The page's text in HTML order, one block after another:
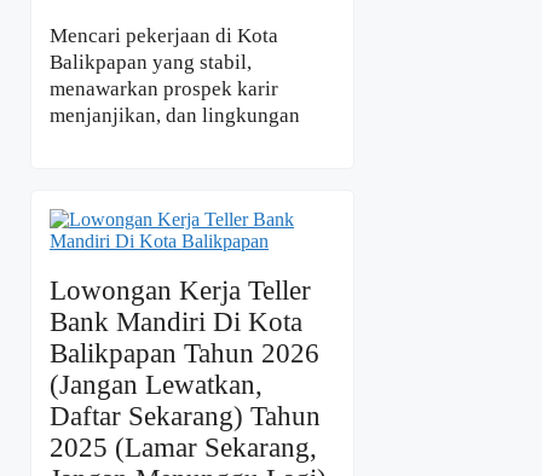
Mencari pekerjaan di Kota
Balikpapan yang stabil,
menawarkan prospek karir
menjanjikan, dan lingkungan
Lowongan Kerja Teller
Bank Mandiri Di Kota
Balikpapan Tahun 2026
(Jangan Lewatkan,
Daftar Sekarang) Tahun
2025 (Lamar Sekarang,